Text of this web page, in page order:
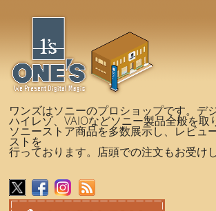
ワンズはソニーのプロショップです。デ
ハイレゾ、VAIOなどソニー製品全般を取
ソニーストア商品を多数展示し、レビュ
ストを
行っております。店頭での注文もお受け